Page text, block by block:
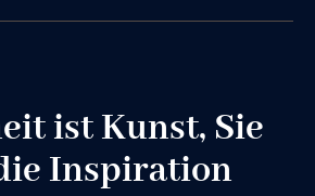
ist Kunst, Sie
Inspiration